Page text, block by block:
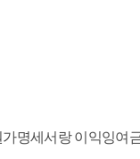
명세서랑 이익잉여